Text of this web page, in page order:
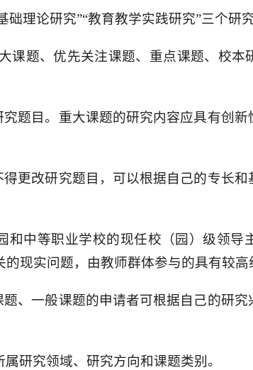
础理论研究”“教育教学实践研究”三个研究
课题、优先关注课题、重点课题、校本
题目。重大课题的研究内容应具有创
更改研究题目，可以根据自己的专长
和中等职业学校的现任校（园）级领导
现实问题，由教师群体参与的具有较高
、一般课题的申请者可根据自己的研
研究领域、研究方向和课题类别。